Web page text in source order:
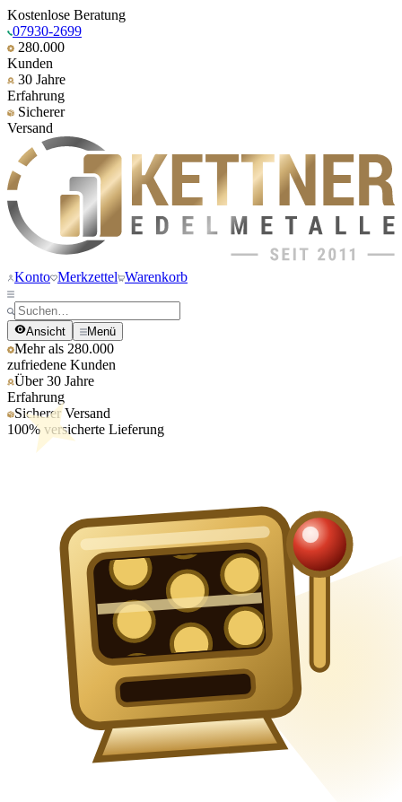
Kostenlose Beratung
07930-2699
280.000
Kunden
30 Jahre
Erfahrung
Sicherer
Versand
Konto Merkzettel Warenkorb
Ansicht Menü
Mehr als 280.000
zufriedene Kunden
Über 30 Jahre
Erfahrung
Sicherer Versand
100% versicherte Lieferung